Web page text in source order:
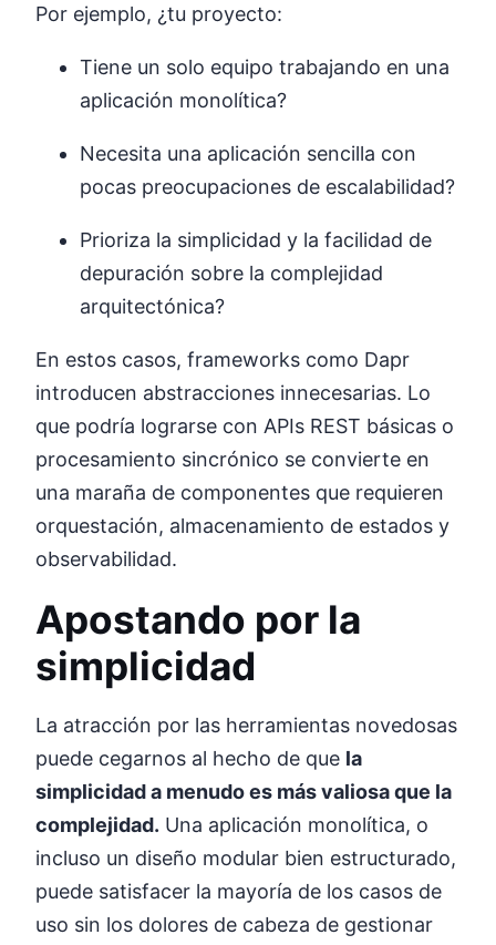
Por ejemplo, ¿tu proyecto:
Tiene un solo equipo trabajando en una
aplicación monolítica?
Necesita una aplicación sencilla con
pocas preocupaciones de escalabilidad?
Prioriza la simplicidad y la facilidad de
depuración sobre la complejidad
arquitectónica?
En estos casos, frameworks como Dapr
introducen abstracciones innecesarias. Lo
que podría lograrse con APIs REST básicas o
procesamiento sincrónico se convierte en
una maraña de componentes que requieren
orquestación, almacenamiento de estados y
observabilidad.
Apostando por la
simplicidad
La atracción por las herramientas novedosas
puede cegarnos al hecho de que la
simplicidad a menudo es más valiosa que la
complejidad. Una aplicación monolítica, o
incluso un diseño modular bien estructurado,
puede satisfacer la mayoría de los casos de
uso sin los dolores de cabeza de gestionar